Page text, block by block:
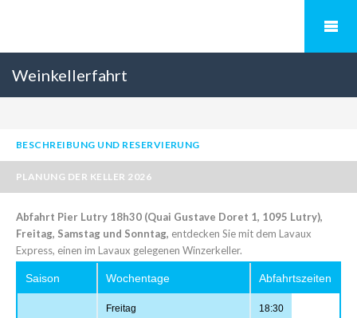
Weinkellerfahrt
BESCHREIBUNG UND RESERVIERUNG
PLANUNG DER KELLER 2026
Abfahrt Pier Lutry 18h30 (Quai Gustave Doret 1, 1095 Lutry),
Freitag, Samstag und Sonntag, entdecken Sie mit dem Lavaux
Express, einen im Lavaux gelegenen Winzerkeller.
Saison Wochentage Abfahrtszeiten
Freitag 18:30